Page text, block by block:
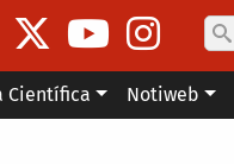
Científica Notiweb